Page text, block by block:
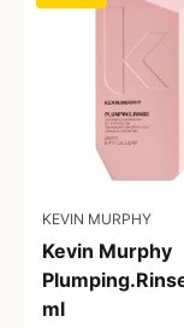
KEVIN MURPHY
Kevin Murphy
ml